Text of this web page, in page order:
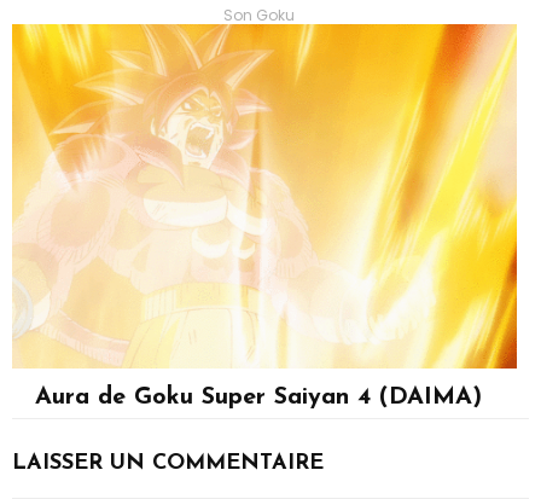
Son Goku
Aura de Goku Super Saiyan 4 (DAIMA)
LAISSER UN COMMENTAIRE